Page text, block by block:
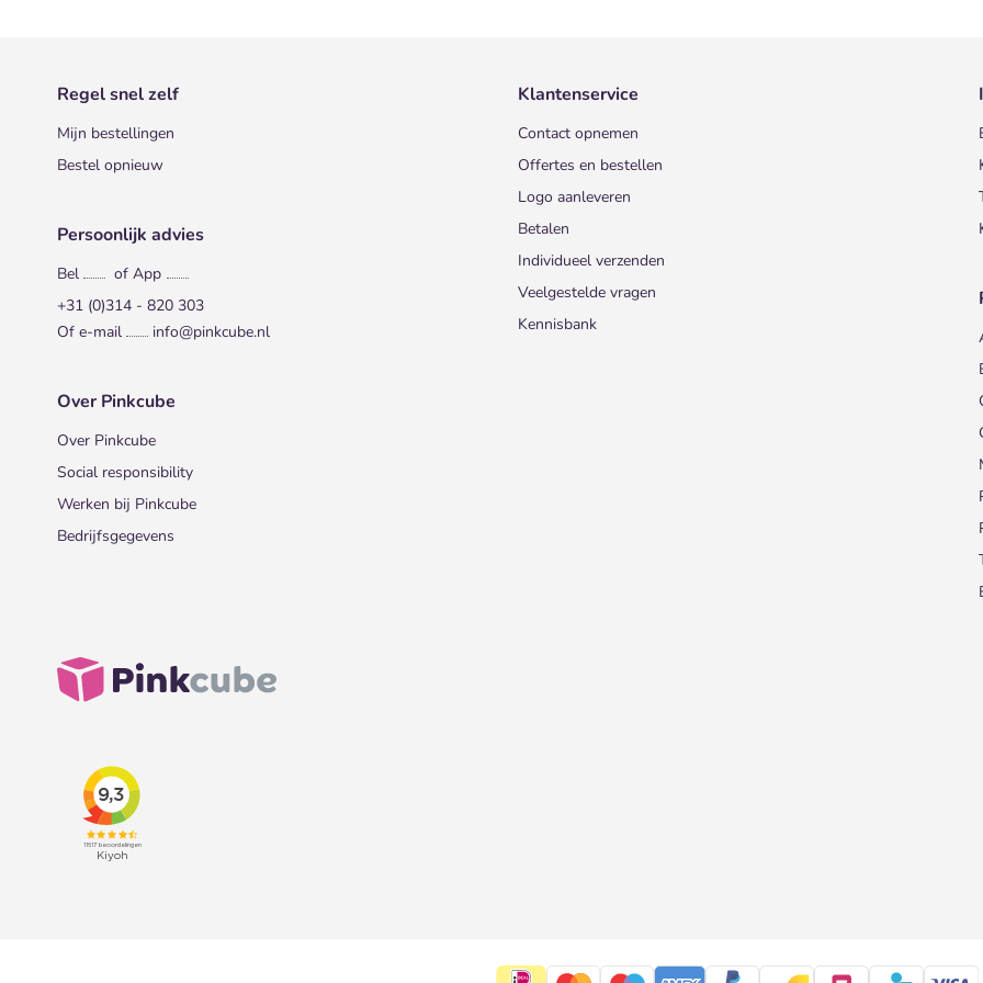
Regel snel zelf
Mijn bestellingen
Bestel opnieuw
Persoonlijk advies
Bel
of App
+31 (0)314 - 820 303
Of e-mail
info@pinkcube.nl
Over Pinkcube
Over Pinkcube
Social responsibility
Werken bij Pinkcube
Bedrijfsgegevens
Klantenservice
Contact opnemen
Offertes en bestellen
Logo aanleveren
Betalen
Individueel verzenden
Veelgestelde vragen
Kennisbank